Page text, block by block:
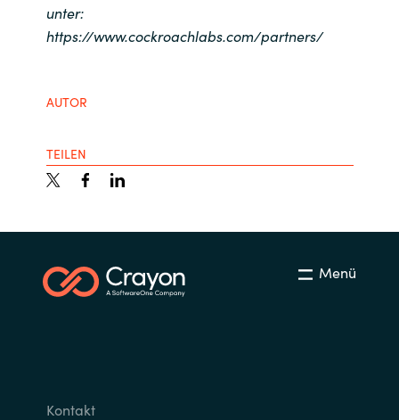
unter:
https://www.cockroachlabs.com/partners/
AUTOR
TEILEN
Menü
Kontakt